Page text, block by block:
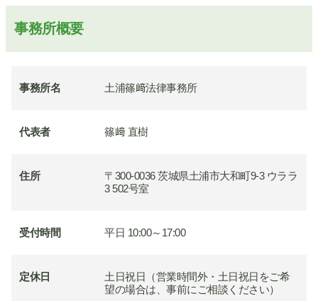
事務所概要
事務所名 土浦篠﨑法律事務所
代表者 篠﨑 直樹
住所
〒300-0036 茨城県土浦市大和町9-3 ウララ
3 502号室
受付時間 平日 10:00～17:00
定休日
土日祝日（営業時間外・土日祝日をご希
望の場合は、事前にご相談ください）